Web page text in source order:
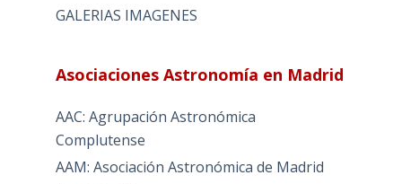
GALERIAS IMAGENES
Asociaciones Astronomía en Madrid
AAC: Agrupación Astronómica
Complutense
AAM: Asociación Astronómica de Madrid